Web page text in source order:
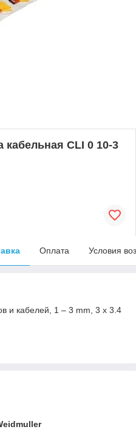
кабельная CLI 0 10-3
Оплата Условия
и кабелей, 1 – 3 mm, 3 x 3.4